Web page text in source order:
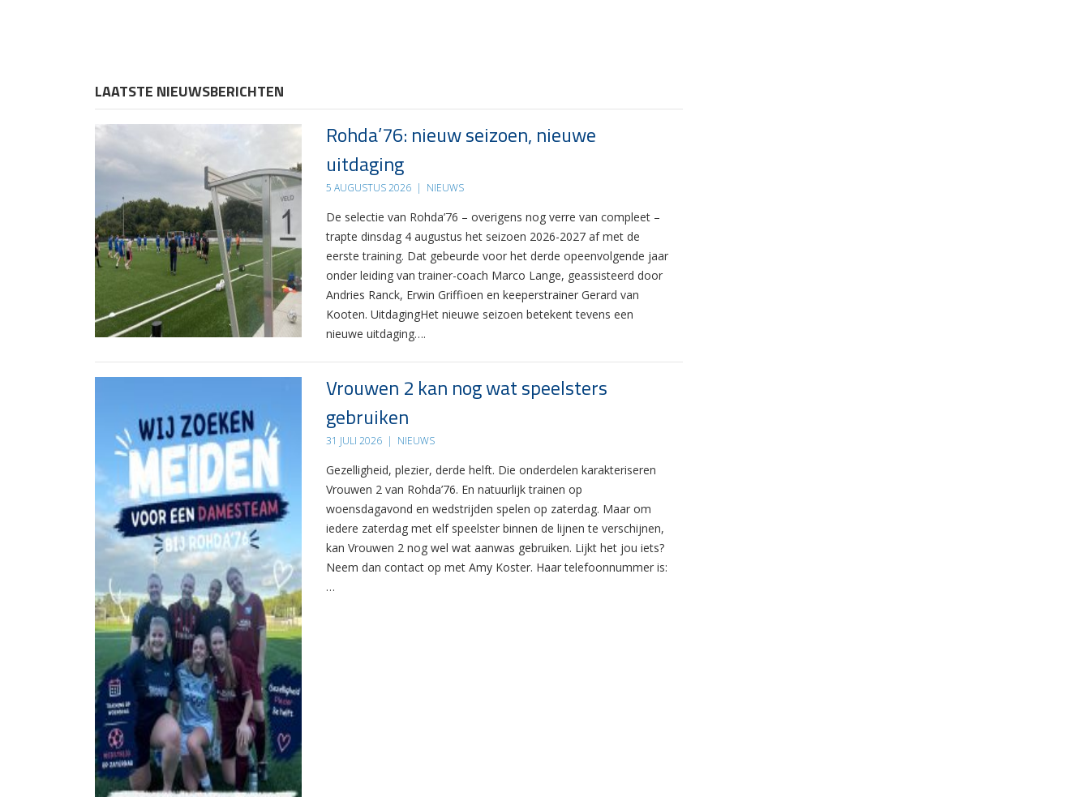
LAATSTE NIEUWSBERICHTEN
Rohda’76: nieuw seizoen, nieuwe
uitdaging
5 AUGUSTUS 2026 | NIEUWS
De selectie van Rohda’76 – overigens nog verre van compleet –
trapte dinsdag 4 augustus het seizoen 2026-2027 af met de
eerste training. Dat gebeurde voor het derde opeenvolgende jaar
onder leiding van trainer-coach Marco Lange, geassisteerd door
Andries Ranck, Erwin Griffioen en keeperstrainer Gerard van
Kooten. UitdagingHet nieuwe seizoen betekent tevens een
nieuwe uitdaging….
Vrouwen 2 kan nog wat speelsters
gebruiken
31 JULI 2026 | NIEUWS
Gezelligheid, plezier, derde helft. Die onderdelen karakteriseren
Vrouwen 2 van Rohda’76. En natuurlijk trainen op
woensdagavond en wedstrijden spelen op zaterdag. Maar om
iedere zaterdag met elf speelster binnen de lijnen te verschijnen,
kan Vrouwen 2 nog wel wat aanwas gebruiken. Lijkt het jou iets?
Neem dan contact op met Amy Koster. Haar telefoonnummer is:
…